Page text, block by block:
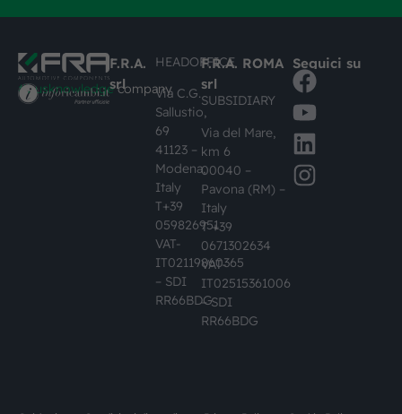
#busknowledgecompany
F.R.A.
srl
HEADOFFICE
Via C.G.
Sallustio,
69
41123 –
Modena,
Italy
T+39
059826951
VAT-
IT02119860365
– SDI
RR66BDG
F.R.A. ROMA
srl
SUBSIDIARY
Via del Mare,
km 6
00040 –
Pavona (RM) –
Italy
T +39
0671302634
VAT-
IT02515361006
– SDI
RR66BDG
Seguici su